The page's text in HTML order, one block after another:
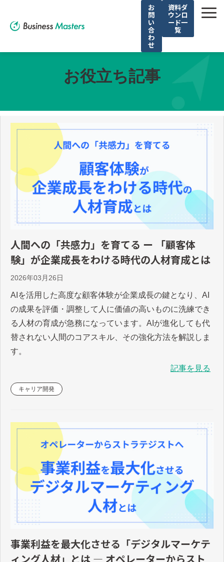
お
問
い
合
わ
せ
資料ダ
ウンロ
ード一
覧
選ばれる理由
お役立ち記事
無料セミナー
お役立ち記事
人間への「共感力」を育てる ー 「顧客体
験」が企業成長をわける時代の人材育成とは
2026年03月26日
AIを活用した高度な顧客体験が企業成長の鍵となり、AI
の成果を評価・調整して人に価値の高いものに洗練でき
る人材の育成が急務になっています。AIが進化しても代
替されない人間のコアスキル、その強化方法を解説しま
す。
記事を見る
キャリア開発
事業利益を最大化させる「デジタルマーケテ
ィング人材」とは ― オペレーターからスト